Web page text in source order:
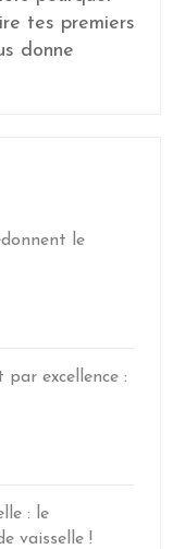
tes premiers
donne
le
par excellence :
: le
vaisselle !